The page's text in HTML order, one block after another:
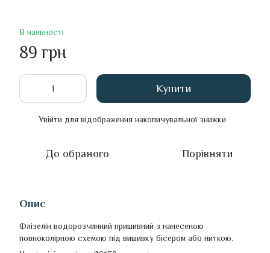
В наявності
89 грн
Купити
Увійти для відображення накопичувальної знижки
До обраного Порівняти
Опис
Флізелін водорозчинний пришивний знанесеною
повноколірною схемою під вишивку бісером або ниткою.